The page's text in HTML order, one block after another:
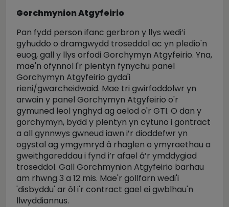
Gorchmynion Atgyfeirio
Pan fydd person ifanc gerbron y llys wedi’i
gyhuddo o dramgwydd troseddol ac yn pledio'n
euog, gall y llys orfodi Gorchymyn Atgyfeirio. Yna,
mae'n ofynnol i'r plentyn fynychu panel
Gorchymyn Atgyfeirio gyda'i
rieni/gwarcheidwaid. Mae tri gwirfoddolwr yn
arwain y panel Gorchymyn Atgyfeirio o'r
gymuned leol ynghyd ag aelod o'r GTI. O dan y
gorchymyn, bydd y plentyn yn cytuno i gontract
a all gynnwys gwneud iawn i’r dioddefwr yn
ogystal ag ymgymryd â rhaglen o ymyraethau a
gweithgareddau i fynd i’r afael â’r ymddygiad
troseddol. Gall Gorchmynion Atgyfeirio barhau
am rhwng 3 a 12 mis. Mae'r gollfarn wedi'i
'disbyddu' ar ôl i'r contract gael ei gwblhau'n
llwyddiannus.